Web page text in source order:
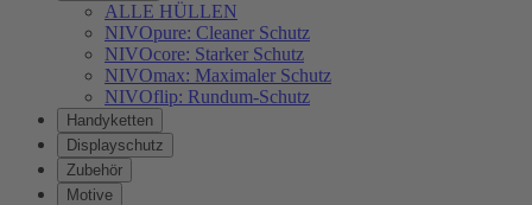
ALLE HÜLLEN
NIVOpure: Cleaner Schutz
NIVOcore: Starker Schutz
NIVOmax: Maximaler Schutz
NIVOflip: Rundum-Schutz
Handyketten
Displayschutz
Zubehör
Motive